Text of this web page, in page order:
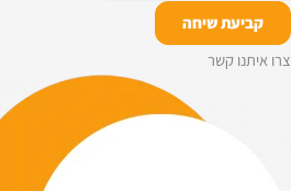
קביעת שיחה
צרו איתנו קשר